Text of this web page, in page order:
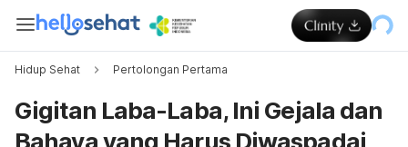
Hidup Sehat Pertolongan Pertama
Gigitan Laba-Laba, Ini Gejala dan
Bahaya yang Harus Diwaspadai